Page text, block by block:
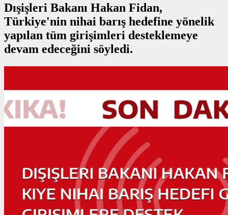
Dışişleri Bakanı Hakan Fidan,
Türkiye'nin nihai barış hedefine yönelik
yapılan tüm girişimleri desteklemeye
devam edeceğini söyledi.